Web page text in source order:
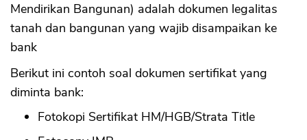
Mendirikan Bangunan) adalah dokumen legalitas
tanah dan bangunan yang wajib disampaikan ke
bank
Berikut ini contoh soal dokumen sertifikat yang
diminta bank:
Fotokopi Sertifikat HM/HGB/Strata Title